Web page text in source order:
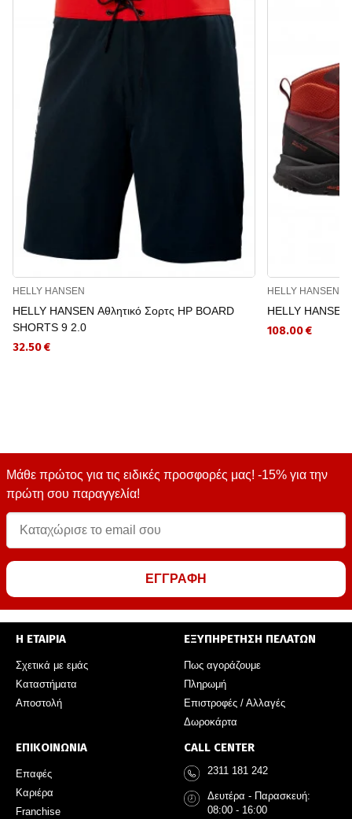
HELLY HANSEN
HELLY HANSEN Αθλητικό Σορτς HP BOARD
SHORTS 9 2.0
32.50 €
HELLY HANSEN
HELLY
108.00 €
Μάθε πρώτος για τις ειδικές προσφορές μας! -15% για την
πρώτη σου παραγγελία!
ΕΓΓΡΑΦΗ
Η ΕΤΑΙΡΙΑ
Σχετικά με εμάς
Καταστήματα
Αποστολή
ΕΞΥΠΗΡΕΤΗΣΗ ΠΕΛΑΤΩΝ
Πως αγοράζουμε
Πληρωμή
Επιστροφές / Αλλαγές
Δωροκάρτα
ΕΠΙΚΟΙΝΩΝΙΑ
Επαφές
Καριέρα
Franchise
CALL CENTER
2311 181 242
Δευτέρα - Παρασκευή:
08:00 - 16:00